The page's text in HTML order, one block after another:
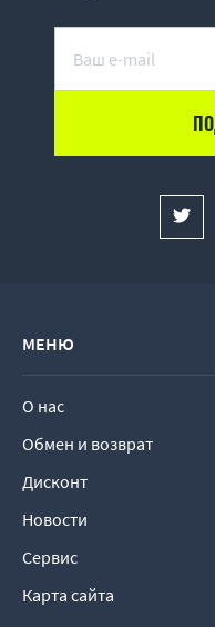
МЕНЮ
О нас
Обмен и возврат
Дисконт
Новости
Сервис
Карта сайта